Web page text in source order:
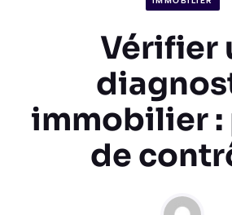
Vérifier
immobilier
de